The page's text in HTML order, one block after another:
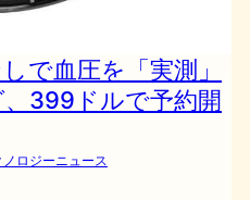
で血圧を「実測」
399ドルで予約開
ロジーニュース